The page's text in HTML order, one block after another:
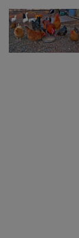
Tâmpa intră în
milion de lei și
7 august 2026
parcuri ale
Bartolomeu-
rovinietă și
peste